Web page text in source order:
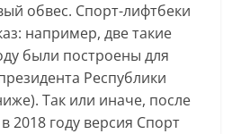
обвес. Спорт-лифтбеки
например, две такие
были построены для
Республики
Так или иначе, после
2018 году версия Спорт